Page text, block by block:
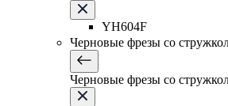
YH604F
Черновые фрезы со
Черновые фрезы со